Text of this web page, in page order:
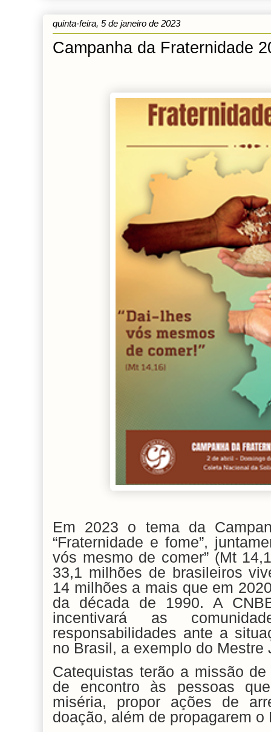
quinta-feira, 5 de janeiro de 2023
Campanha da Fraternidade
Em 2023 o tema da
“Fraternidade e fome”,
vós mesmo de comer” (Mt
33,1 milhões de brasileiros
14 milhões a mais que em
da década de 1990. A
incentivará as
responsabilidades ante a
no Brasil, a exemplo do Mestre
Catequistas terão a missão
de encontro às pessoas
miséria, propor ações de
doação, além de propagarem